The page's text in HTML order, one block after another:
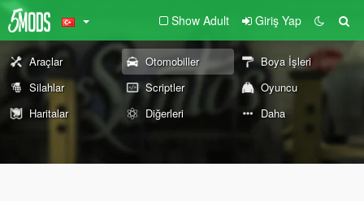
Show Adult Giriş Yap
Araçlar Otomobiller
Boya İşleri
Silahlar
Scriptler
Oyuncu
Haritalar
Diğerleri Daha